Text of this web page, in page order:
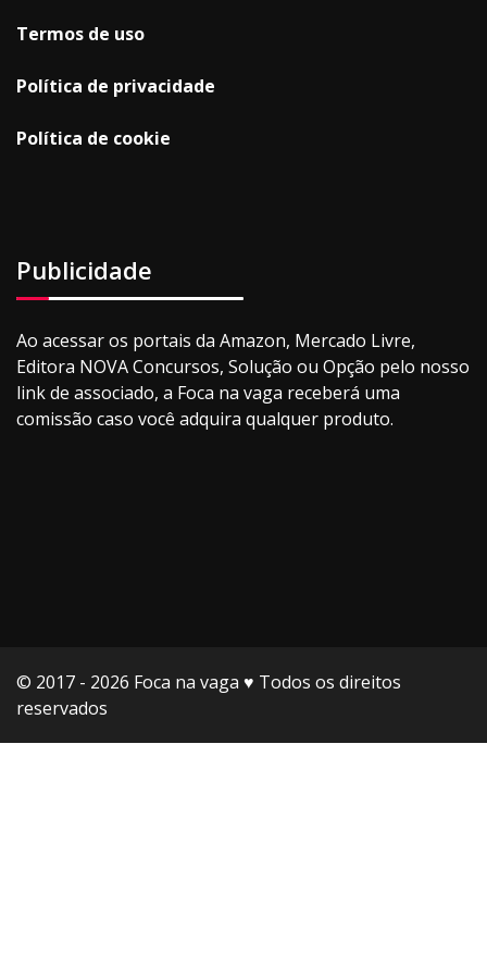
Termos de uso
Política de privacidade
Política de cookie
Publicidade
Ao acessar os portais da Amazon, Mercado Livre,
Editora NOVA Concursos, Solução ou Opção pelo nosso
link de associado, a Foca na vaga receberá uma
comissão caso você adquira qualquer produto.
© 2017 - 2026 Foca na vaga ♥️ Todos os direitos
reservados